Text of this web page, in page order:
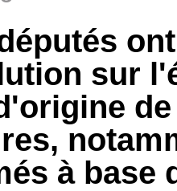
sur
à base